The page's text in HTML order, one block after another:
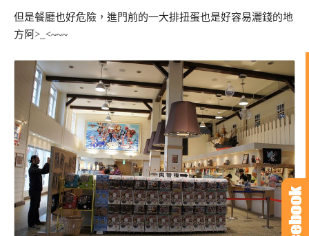
但是餐廳也好危險，進門前的一大排扭蛋也是好容易灑錢的地
方阿>_<~~~